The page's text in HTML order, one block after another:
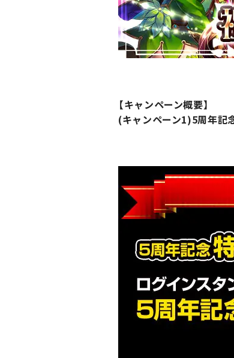
【キャンペーン概要】
(キャンペーン1)5周年記